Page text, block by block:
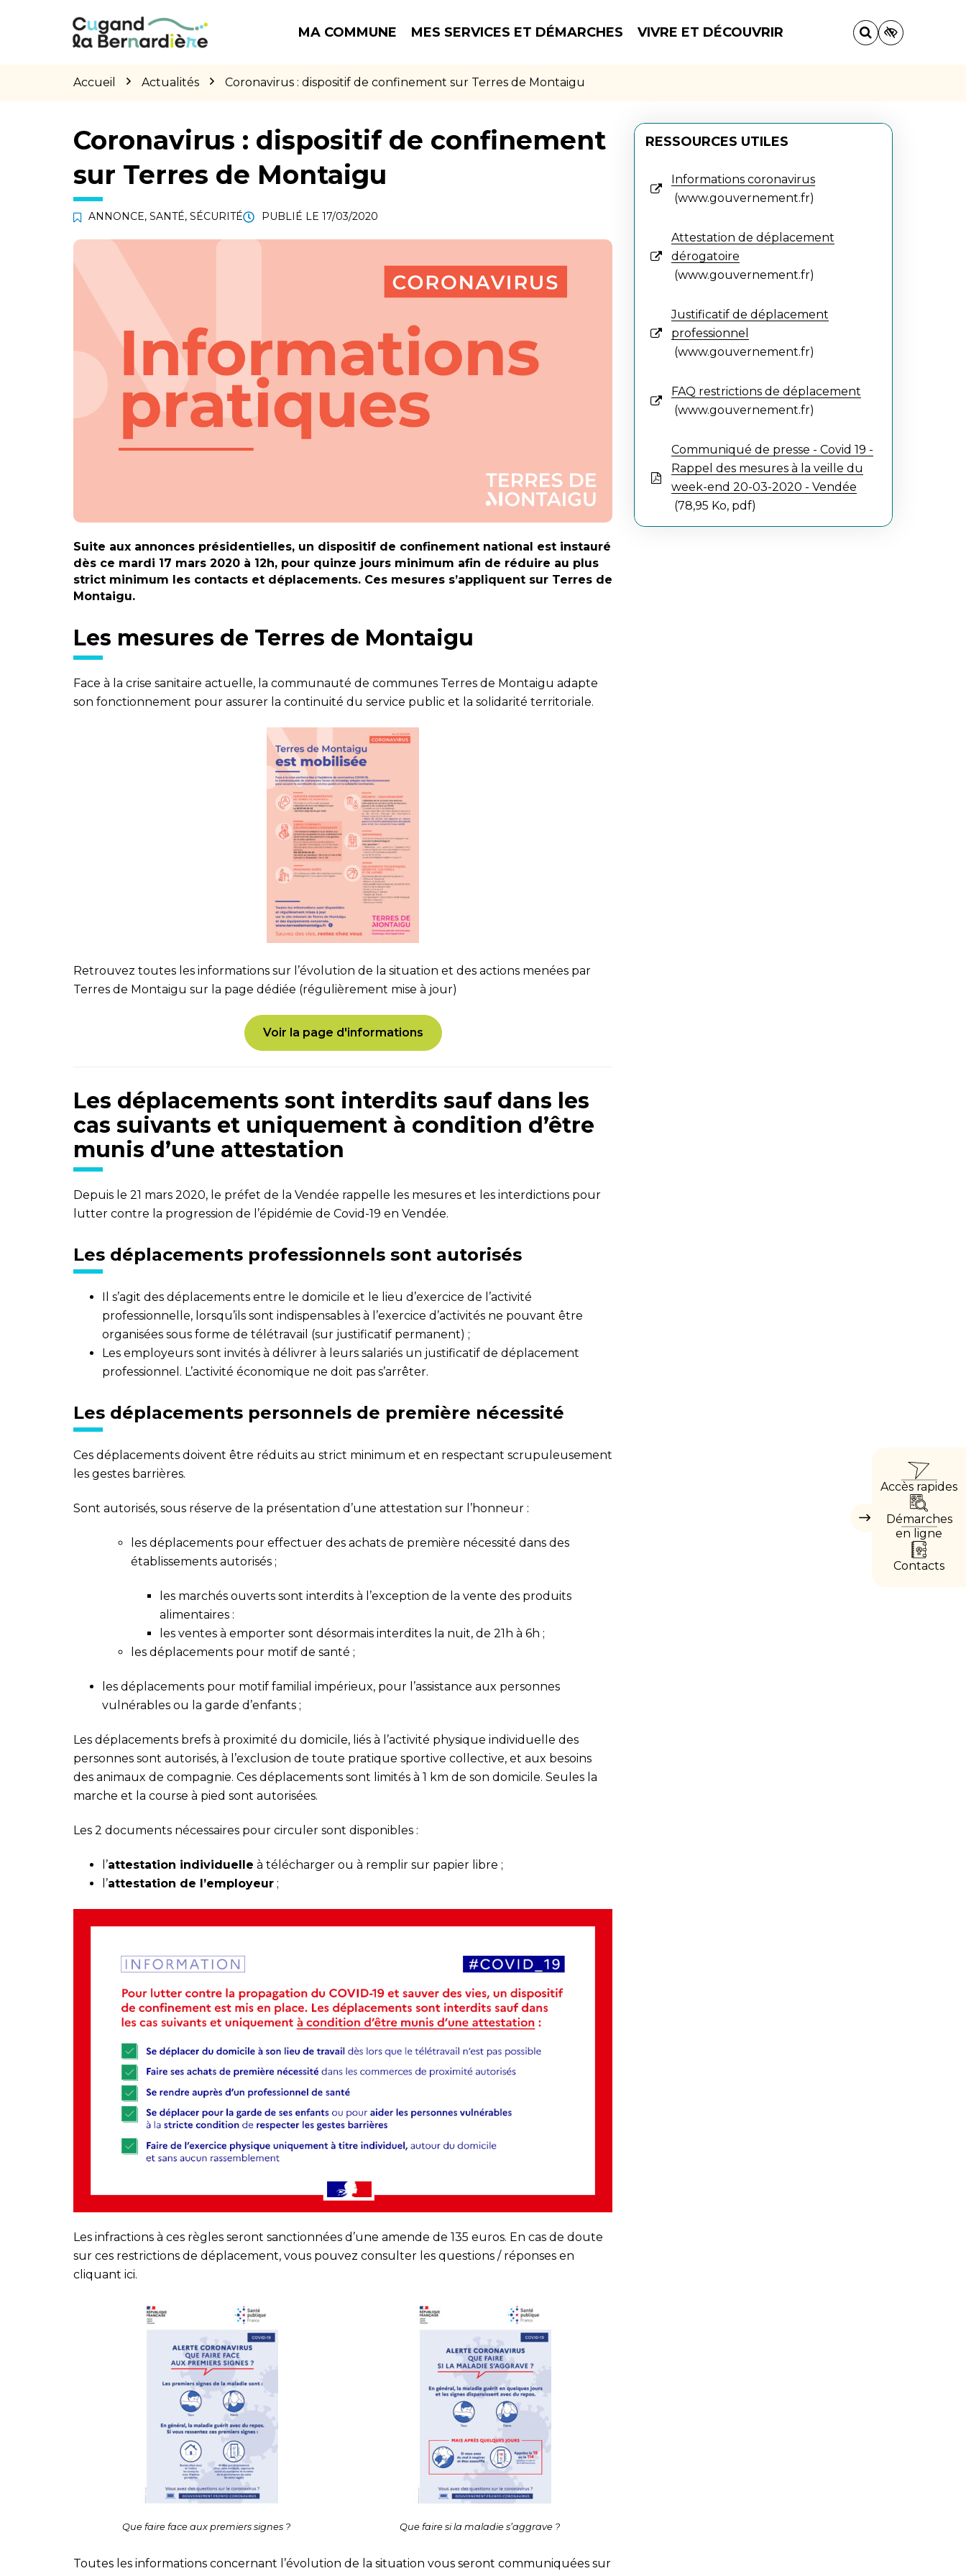
MA COMMUNE MES SERVICES ET DÉMARCHES VIVRE ET DÉCOUVRIR
Accueil Actualités Coronavirus : dispositif de confinement sur Terres de Montaigu
Masquer
Accès rapides
Démarches
en ligne
Contacts
Coronavirus : dispositif de confinement
sur Terres de Montaigu
ANNONCE, SANTÉ, SÉCURITÉ PUBLIÉ LE 17/03/2020
Suite aux annonces présidentielles, un dispositif de confinement national est instauré
dès ce mardi 17 mars 2020 à 12h, pour quinze jours minimum afin de réduire au plus
strict minimum les contacts et déplacements. Ces mesures s’appliquent sur Terres de
Montaigu.
Les mesures de Terres de Montaigu
Face à la crise sanitaire actuelle, la communauté de communes Terres de Montaigu adapte
son fonctionnement pour assurer la continuité du service public et la solidarité territoriale.
Retrouvez toutes les informations sur l’évolution de la situation et des actions menées par
Terres de Montaigu sur la page dédiée (régulièrement mise à jour)
Voir la page d'informations
Les déplacements sont interdits sauf dans les
cas suivants et uniquement à condition d’être
munis d’une attestation
Depuis le 21 mars 2020, le préfet de la Vendée rappelle les mesures et les interdictions pour
lutter contre la progression de l’épidémie de Covid-19 en Vendée.
Les déplacements professionnels sont autorisés
Il s’agit des déplacements entre le domicile et le lieu d’exercice de l’activité
professionnelle, lorsqu’ils sont indispensables à l’exercice d’activités ne pouvant être
organisées sous forme de télétravail (sur justificatif permanent) ;
Les employeurs sont invités à délivrer à leurs salariés un justificatif de déplacement
professionnel. L’activité économique ne doit pas s’arrêter.
Les déplacements personnels de première nécessité
Ces déplacements doivent être réduits au strict minimum et en respectant scrupuleusement
les gestes barrières.
Sont autorisés, sous réserve de la présentation d’une attestation sur l’honneur :
les déplacements pour effectuer des achats de première nécessité dans des
établissements autorisés ;
les marchés ouverts sont interdits à l’exception de la vente des produits
alimentaires :
les ventes à emporter sont désormais interdites la nuit, de 21h à 6h ;
les déplacements pour motif de santé ;
les déplacements pour motif familial impérieux, pour l’assistance aux personnes
vulnérables ou la garde d’enfants ;
Les déplacements brefs à proximité du domicile, liés à l’activité physique individuelle des
personnes sont autorisés, à l’exclusion de toute pratique sportive collective, et aux besoins
des animaux de compagnie. Ces déplacements sont limités à 1 km de son domicile. Seules la
marche et la course à pied sont autorisées.
Les 2 documents nécessaires pour circuler sont disponibles :
l’attestation individuelle à télécharger ou à remplir sur papier libre ;
l’attestation de l’employeur ;
Les infractions à ces règles seront sanctionnées d’une amende de 135 euros. En cas de doute
sur ces restrictions de déplacement, vous pouvez consulter les questions / réponses en
cliquant ici.
Que faire face aux premiers signes ? Que faire si la maladie s’aggrave ?
Toutes les informations concernant l’évolution de la situation vous seront communiquées sur
RESSOURCES UTILES
Informations coronavirus
www.gouvernement.fr
Attestation de déplacement
dérogatoire
www.gouvernement.fr
Justificatif de déplacement
professionnel
www.gouvernement.fr
FAQ restrictions de déplacement
www.gouvernement.fr
Communiqué de presse - Covid 19 -
Rappel des mesures à la veille du
week-end 20-03-2020 - Vendée
78,95 Ko, pdf